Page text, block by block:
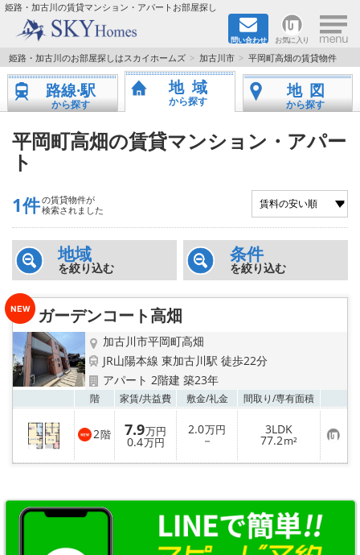
姫路・加古川の賃貸マンション・アパートお部屋探し
問い合わせ お気に入り ×
TOPページ
都市ガス·オール電化
☆新築物件☆
☆敷金＆礼金0円物件☆
☆ペット飼育可能物件☆
☆ネット無料☆
地域から探す
地図から探す
スタッフ紹介
店舗情報·アクセス
メールでお問い合わせ
姫路・加古川のお部屋探しはスカイホームズ 加古川市 平岡町高畑の賃貸物件
路線·駅
から探す
地域
から探す
地図
から探す
平岡町高畑の賃貸マンション・アパー
ト
1件の賃貸物件が
検索されました
地域
を絞り込む
条件
を絞り込む
ガーデンコート高畑
加古川市平岡町高畑
JR山陽本線 東加古川駅 徒歩22分
アパート 2階建 築23年
階 家賃/共益費 敷金/礼金 間取り/専有面積
2階 7.9万円
0.4万円
2.0万円
－
3LDK
77.2m² お
気
に